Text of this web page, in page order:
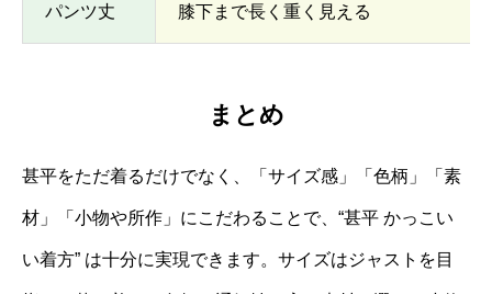
パンツ丈 膝下まで長く重く見える
まとめ
甚平をただ着るだけでなく、「サイズ感」「色柄」「素
材」「小物や所作」にこだわることで、“甚平 かっこい
い着方” は十分に実現できます。サイズはジャストを目